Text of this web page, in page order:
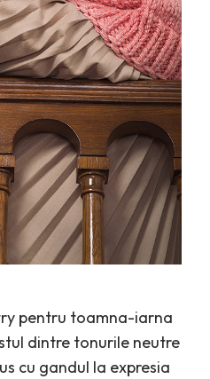
pentru toamna-iarna
dintre tonurile neutre
cu gandul la expresia